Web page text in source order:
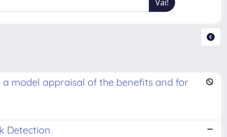
model appraisal of the benefits and for
Detection